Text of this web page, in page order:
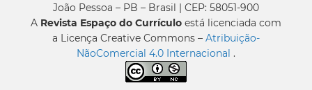
João Pessoa – PB – Brasil | CEP: 58051-900
A Revista Espaço do Currículo está licenciada com
a Licença Creative Commons – Atribuição-
NãoComercial 4.0 Internacional .